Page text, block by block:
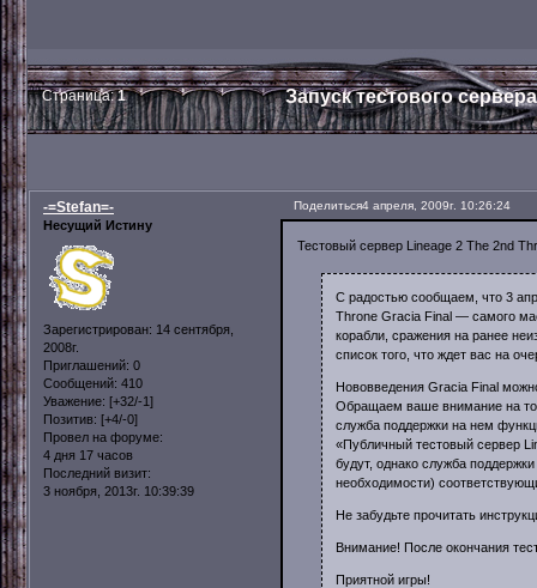
Запуск тестового
Страница:1
Поделиться4 апреля, 2009г. 10:26:24
-=Stefan=-
Несущий Истину
Зарегистрирован: 14 сентября,
2008г.
Приглашений: 0
Сообщений: 410
Уважение: [+32/-1]
Позитив: [+4/-0]
Провел на форуме:
4 дня 17 часов
Последний визит:
3 ноября, 2013г. 10:39:39
Тестовый сервер Lineage 2 The 2nd
С радостью сообщаем, что 3
Throne Gracia Final — самого
корабли, сражения на ранее
список того, что ждет вас на
Нововведения Gracia Final
Обращаем ваше внимание на то,
служба поддержки на нем
«Публичный тестовый сервер
будут, однако служба
необходимости)
Не забудьте прочитать
Внимание! После окончания
Приятной игры!